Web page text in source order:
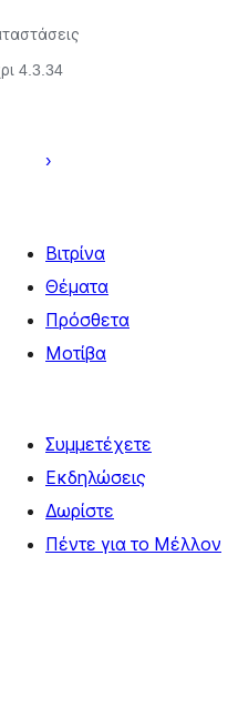
4.3.34
Βιτρίνα
Θέματα
Πρόσθετα
Μοτίβα
Συμμετέχετε
Εκδηλώσεις
Δωρίστε
Πέντε για το Μέλλον